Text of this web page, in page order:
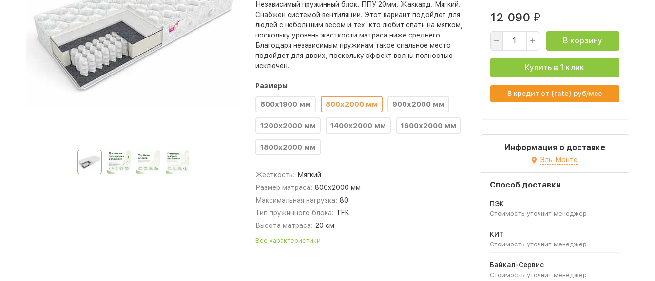
Независимый пружинный блок. ППУ 20мм. Жаккард. Мягкий.
Снабжен системой вентиляции. Этот вариант подойдет для
людей с небольшим весом и тех, кто любит спать на мягком,
поскольку уровень жесткости матраса ниже среднего.
Благодаря независимым пружинам такое спальное место
подойдет для двоих, поскольку эффект волны полностью
исключен.
Размеры
800х1900 мм 800х2000 мм 900х2000 мм
1200х2000 мм 1400х2000 мм 1600х2000 мм
1800х2000 мм
Жесткость: Мягкий
Размер матраса: 800х2000 мм
Максимальная нагрузка: 80
Тип пружинного блока: TFK
Высота матраса: 20 см
Все характеристики
12 090 ₽
В корзину
Купить в 1 клик
В кредит от {rate} руб/мес
Информация о доставке
Эль-Монте
Способ доставки
ПЭК
Стоимость уточнит менеджер
КИТ
Стоимость уточнит менеджер
Байкал-Сервис
Стоимость уточнит менеджер